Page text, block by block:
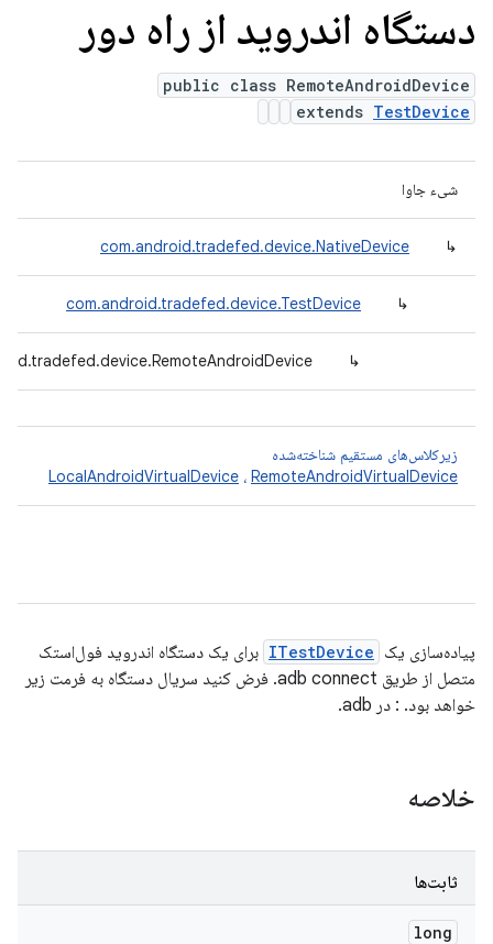
دستگاه اندروید از راه دور
public class RemoteAndroidDevice
extends TestDevice
شیء جاوا
↳
com.android.tradefed.device.NativeDevice
↳
com.android.tradefed.device.TestDevice
↳
زیرکلاس‌های مستقیم شناخته‌شده
LocalAndroidVirtualDevice ، RemoteAndroidVirtualDevice
پیاده‌سازی یک ITestDevice برای یک دستگاه اندروید فول‌استک
متصل از طریق adb connect. فرض کنید سریال دستگاه به فرمت زیر
خواهد بود. : در adb.
خلاصه
ثابت‌ها
long